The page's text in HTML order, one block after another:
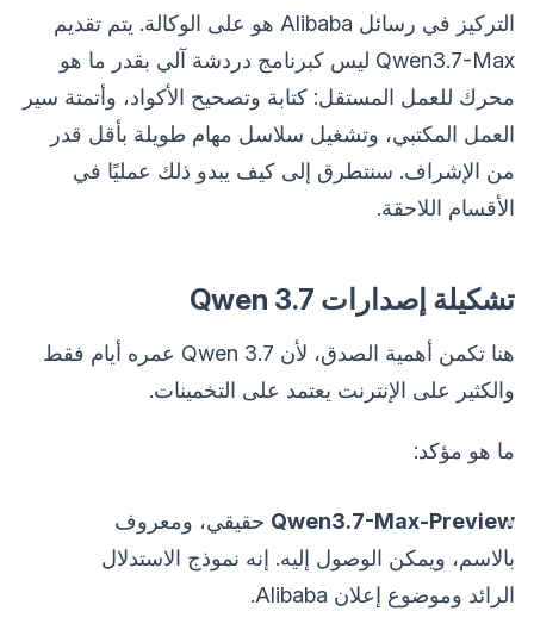
التركيز في رسائل Alibaba هو على الوكالة. يتم تقديم
Qwen3.7-Max ليس كبرنامج دردشة آلي بقدر ما هو
محرك للعمل المستقل: كتابة وتصحيح الأكواد، وأتمتة سير
العمل المكتبي، وتشغيل سلاسل مهام طويلة بأقل قدر
من الإشراف. سنتطرق إلى كيف يبدو ذلك عمليًا في
الأقسام اللاحقة.
تشكيلة إصدارات Qwen 3.7
هنا تكمن أهمية الصدق، لأن Qwen 3.7 عمره أيام فقط
والكثير على الإنترنت يعتمد على التخمينات.
ما هو مؤكد:
Qwen3.7-Max-Preview حقيقي، ومعروف
بالاسم، ويمكن الوصول إليه. إنه نموذج الاستدلال
الرائد وموضوع إعلان Alibaba.